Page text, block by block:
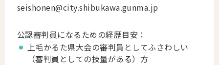
seishonen@city.shibukawa.gunma.jp
公認審判員になるための経歴目安：
上毛かるた県大会の審判員としてふさわしい
（審判員としての技量がある）方